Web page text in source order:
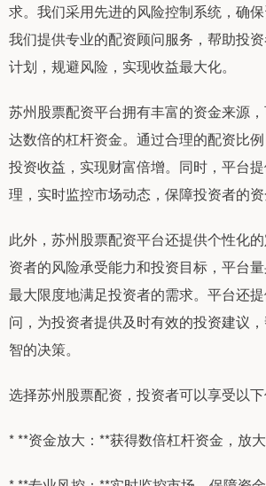
求。我们采用先进的风险控制系统，确保
我们提供专业的配资顾问服务，帮助投
计划，规避风险，实现收益最大化。
苏州股票配资平台拥有丰富的资金来源
达数倍的杠杆资金。通过合理的配资比
投资收益，实现财富倍增。同时，平台
理，实时监控市场动态，保障投资者的资
此外，苏州股票配资平台还提供个性化
资者的风险承受能力和投资目标，平台
最大限度地满足投资者的需求。平台还
问，为投资者提供及时有效的投资建议
智的决策。
选择苏州股票配资，投资者可以享受以下
* **资金放大：**获得数倍杠杆资金，放大